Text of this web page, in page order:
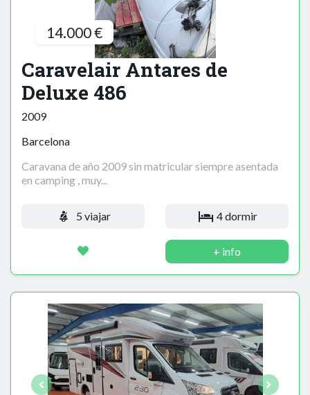
14.000 €
Caravelair Antares de
Deluxe 486
2009
Barcelona
Caravana de año 2009 sin matricular siempre asentada
en camping , muy...
5 viajar 4 dormir
+ info